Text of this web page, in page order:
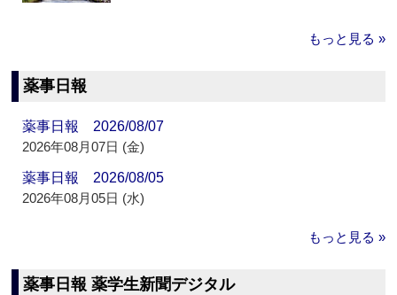
もっと見る »
薬事日報
薬事日報 2026/08/07
2026年08月07日 (金)
薬事日報 2026/08/05
2026年08月05日 (水)
もっと見る »
薬事日報 薬学生新聞デジタル